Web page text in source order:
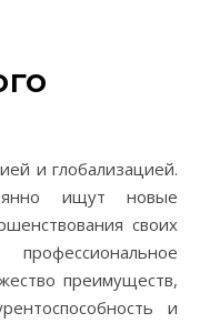
и глобализацией.
ищут новые
своих
преимуществ,
и